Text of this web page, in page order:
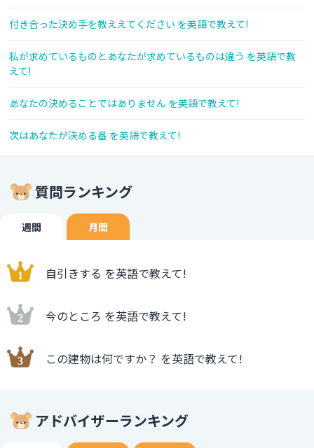
付き合った決め手を教ええてください を英語で教えて!
私が求めているものとあなたが求めているものは違う を英語で教
えて!
あなたの決めることではありません を英語で教えて!
次はあなたが決める番 を英語で教えて!
質問ランキング
週間 月間
自引きする を英語で教えて!
今のところ を英語で教えて!
この建物は何ですか？ を英語で教えて!
アドバイザーランキング